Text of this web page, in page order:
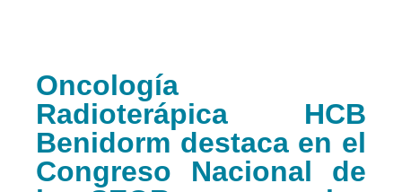
Oncología
Radioterápica HCB
Benidorm destaca en el
Congreso Nacional de